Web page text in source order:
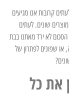
קרובות אנו מגיעים
שונים. לעתים
לא ירד מאתנו בבת
שפונים לפתרון של
את כל